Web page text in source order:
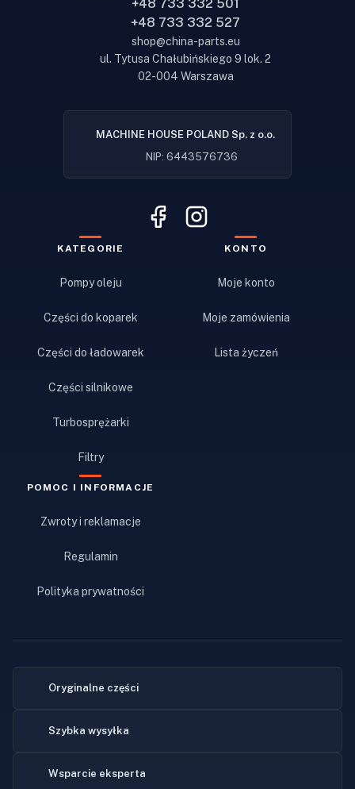
+48 733 332 501
+48 733 332 527
shop@china-parts.eu
ul. Tytusa Chałubińskiego 9 lok. 2
02-004 Warszawa
MACHINE HOUSE POLAND Sp. z o.o.
NIP: 6443576736
KATEGORIE
Pompy oleju
Części do koparek
Części do ładowarek
Części silnikowe
Turbosprężarki
Filtry
KONTO
Moje konto
Moje zamówienia
Lista życzeń
POMOC I INFORMACJE
Zwroty i reklamacje
Regulamin
Polityka prywatności
Oryginalne części
Szybka wysyłka
Wsparcie eksperta